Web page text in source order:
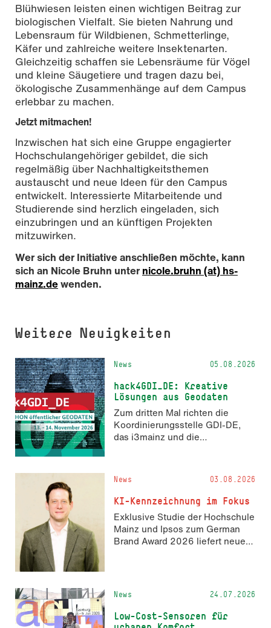
Blühwiesen leisten einen wichtigen Beitrag zur
biologischen Vielfalt. Sie bieten Nahrung und
Lebensraum für Wildbienen, Schmetterlinge,
Käfer und zahlreiche weitere Insektenarten.
Gleichzeitig schaffen sie Lebensräume für Vögel
und kleine Säugetiere und tragen dazu bei,
ökologische Zusammenhänge auf dem Campus
erlebbar zu machen.
Jetzt mitmachen!
Inzwischen hat sich eine Gruppe engagierter
Hochschulangehöriger gebildet, die sich
regelmäßig über Nachhaltigkeitsthemen
austauscht und neue Ideen für den Campus
entwickelt. Interessierte Mitarbeitende und
Studierende sind herzlich eingeladen, sich
einzubringen und an künftigen Projekten
mitzuwirken.
Wer sich der Initiative anschließen möchte, kann
sich an Nicole Bruhn unter nicole.bruhn (at) hs-
mainz.dewenden.
Weitere Neuigkeiten
News 05.08.2026
hack4GDI_DE: Kreative
Lösungen aus Geodaten
Zum dritten Mal richten die
Koordinierungsstelle GDI-DE,
das i3mainz und die
und 14. November 2026 den
Hackathon hack4GDI_DE an der
Hochschule Mainz aus. Die
Anmeldung ist geöffnet und bis
zum 2. Oktober 2026 möglich.
News 03.08.2026
KI-Kennzeichnung im Fokus
Exklusive Studie der Hochschule
Mainz und Ipsos zum German
Brand Award 2026 liefert neue
News 24.07.2026
Low-Cost-Sensoren für